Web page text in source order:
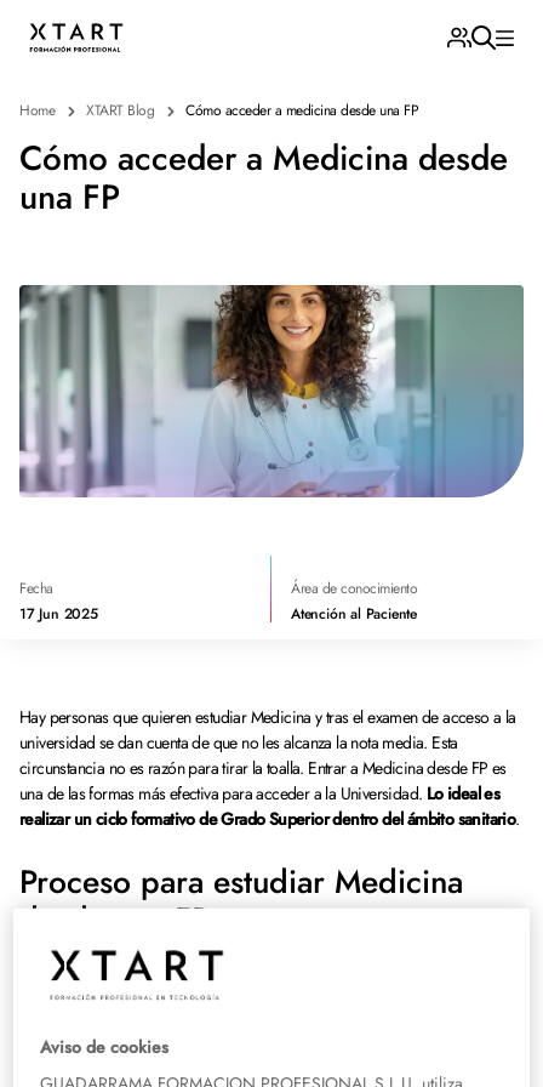
Home XTART Blog Cómo acceder a medicina desde una FP
Cómo acceder a Medicina desde
una FP
Fecha
17 Jun 2025
Área de conocimiento
Atención al Paciente
Hay personas que quieren estudiar Medicina y tras el examen de acceso a la
universidad se dan cuenta de que no les alcanza la nota media. Esta
circunstancia no es razón para tirar la toalla. Entrar a Medicina desde FP es
una de las formas más efectiva para acceder a la Universidad. Lo ideal es
realizar un ciclo formativo de Grado Superior dentro del ámbito sanitario.
Proceso para estudiar Medicina
desde una FP
Si te estás preguntando cómo acceder a Medicina desde FP quizá tengas
dudas acerca de las posibilidades reales de conseguirlo. Lo primero que
Aviso de cookies